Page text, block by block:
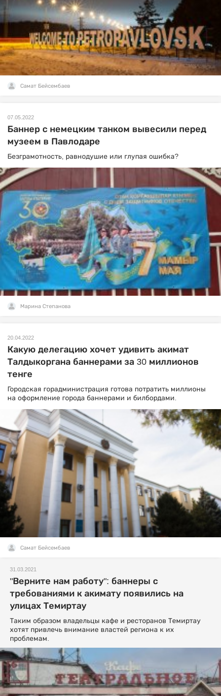
Самат Бейсембаев
07.05.2022
Баннер с немецким танком вывесили перед
музеем в Павлодаре
Безграмотность, равнодушие или глупая ошибка?
Марина Степанова
20.04.2022
Какую делегацию хочет удивить акимат
Талдыкоргана баннерами за 30 миллионов
тенге
Городская горадминистрация готова потратить миллионы
на оформление города баннерами и билбордами.
Самат Бейсембаев
31.03.2021
"Верните нам работу": баннеры с
требованиями к акимату появились на
улицах Темиртау
Таким образом владельцы кафе и ресторанов Темиртау
хотят привлечь внимание властей региона к их
проблемам.